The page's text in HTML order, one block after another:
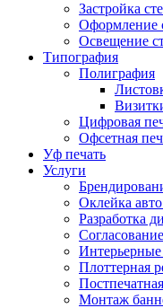
Застройка
Оформление
Освещение
Типография
Полиграфия
Цифровая
Офсетная
Уф печать
Услуги
Оклейка
Разработка
Плоттерная
Монтаж